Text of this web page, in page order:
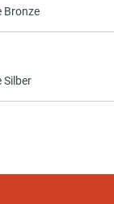
Bronze
Silber